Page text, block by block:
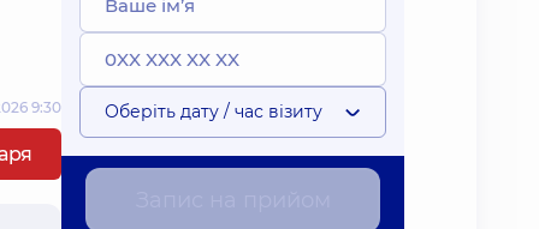
9:30 Оберіть дату / час візиту